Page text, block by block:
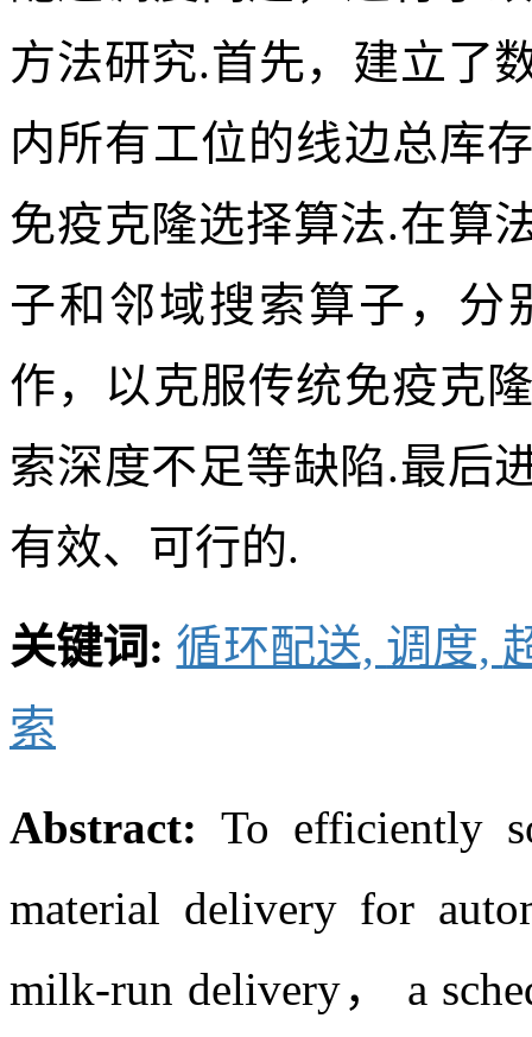
配送调度问题，进行了
方法研究.首先，建立了
内所有工位的线边总库
免疫克隆选择算法.在算
子和邻域搜索算子，
作，以克服传统免疫克
索深度不足等缺陷.最后
有效、可行的.
关键词:
索
Abstract:To efficiently
material delivery for